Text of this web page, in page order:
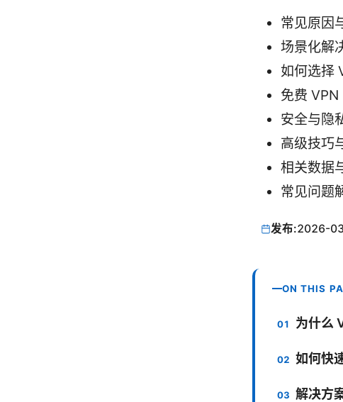
常见原因
场景化解
如何选择
免费
安全与隐
高级技巧
相关数据
常见问题
发布:2026-
ON THIS
为什么
如何快
解决方